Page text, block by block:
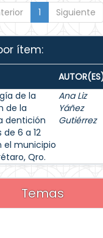
1 Siguiente
ítem:
de la
de la
dentición
de 6 a 12
el municipio
Qro.
Ana Liz
Yáñez
Gutiérrez
Temas